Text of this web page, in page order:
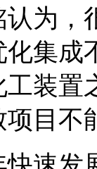
为，
化集成
工装置
项目不